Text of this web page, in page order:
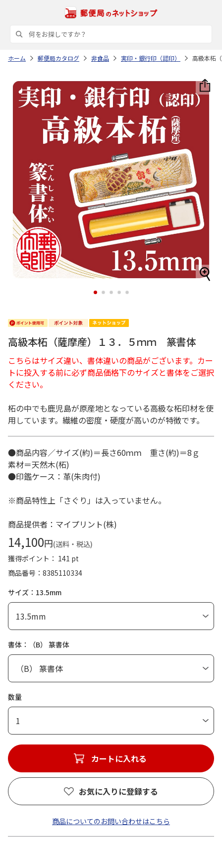
ホーム 郵便局カタログ 非食品 実印・銀行印（認印） 高級本柘
1 2 3 4 5
高級本柘（薩摩産）１３．５ｍｍ 篆書体
こちらはサイズ違い、書体違いの商品がございます。カー
トに投入する前に必ず商品価格下のサイズと書体をご選択
ください。
柘の中でも鹿児島が原産地となっている高級な柘印材を使
用しています。繊維の密度・硬度が高いのが特徴です。
●商品内容／サイズ(約)＝長さ60ｍｍ 重さ(約)＝8ｇ
素材＝天然木(柘)
●印鑑ケース：革(朱肉付)
※商品特性上「さぐり」は入っていません。
商品提供者：マイプリント(株)
14,100円(送料・税込)
獲得ポイント： 141 pt
商品番号
8385110334
サイズ：13.5mm
書体：（B） 篆書体
数量
1
カートに入れる
お気に入りに登録する
商品についてのお問い合わせはこちら